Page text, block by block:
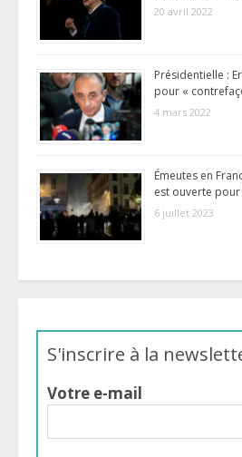
20 avril 2022
Présidentielle :
pour «
4 mars 2022
Émeutes en
est ouverte
6 juillet 2023
S'inscrire à la
Votre e-mail